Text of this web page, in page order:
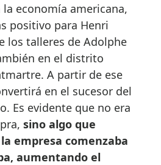
economía americana,
positivo para Henri
los talleres de Adolphe
en el distrito
A partir de ese
en el sucesor del
Es evidente que no era
sino algo que
empresa comenzaba
aumentando el